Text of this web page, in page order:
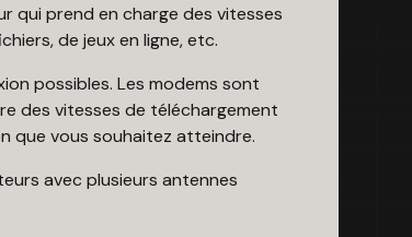
qui prend en charge des vitesses
de jeux en ligne, etc.
possibles. Les modems sont
des vitesses de téléchargement
que vous souhaitez atteindre.
avec plusieurs antennes